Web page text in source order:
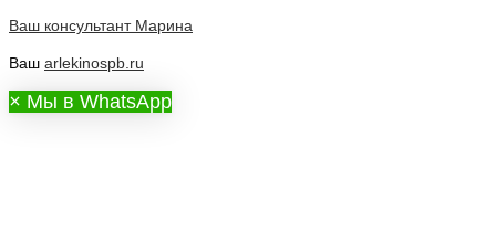
Ваш консультант Марина
Ваш arlekinospb.ru
× Мы в WhatsApp